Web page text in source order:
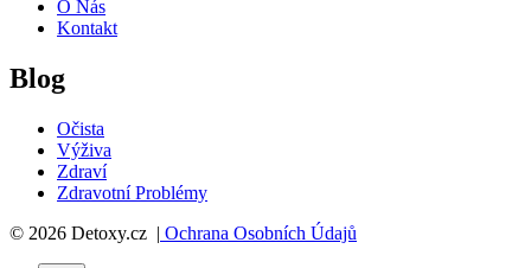
O Nás
Kontakt
Blog
Očista
Výživa
Zdraví
Zdravotní Problémy
© 2026 Detoxy.cz | Ochrana Osobních Údajů